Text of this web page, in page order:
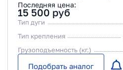
Последняя цена:
15 500 руб
Тип дуги
Тип крепления
Грузоподъемность (кг.)
Подобрать аналог